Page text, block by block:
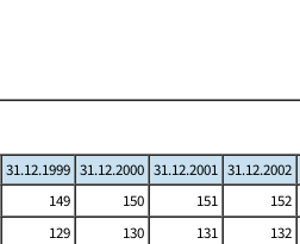
31.12.1999 31.12.2000 31.12.2001 31.12.2002
149 150 151 152
129 130 131 132